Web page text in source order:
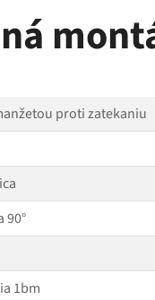
proti zatekaniu
90°
1bm